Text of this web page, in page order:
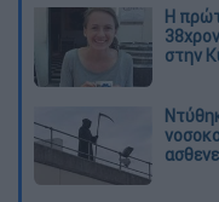
Η
στην